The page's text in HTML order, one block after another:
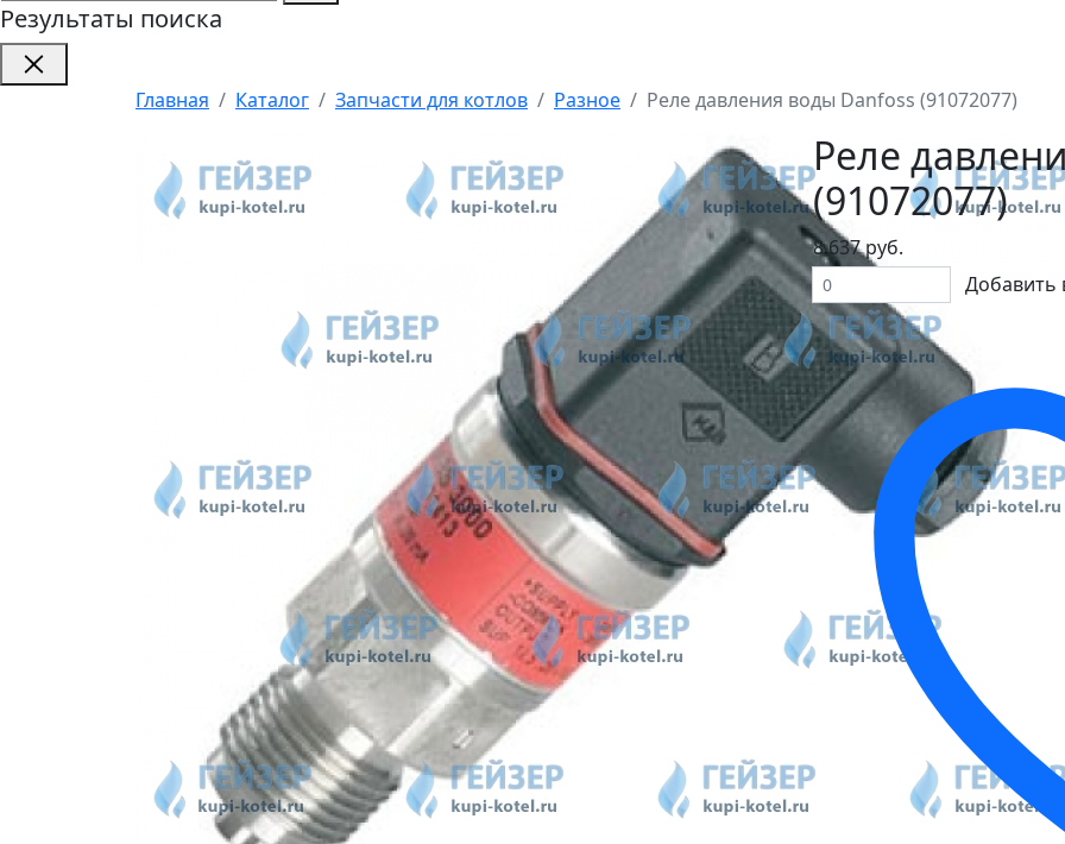
Результаты поиска
Главная Каталог Запчасти для котлов Разное Реле давления воды Danfoss (91072077)
Реле
(91072077)
8 637 руб.
Добавить